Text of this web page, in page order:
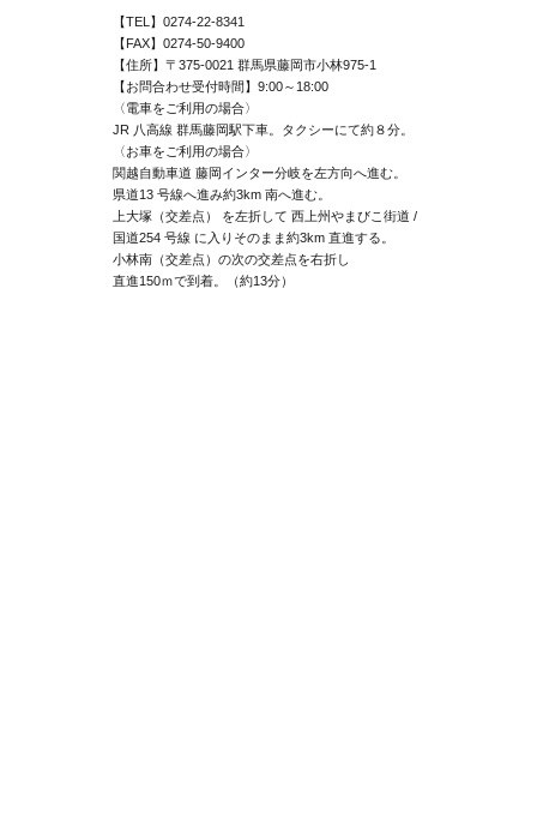
【TEL】 0274-22-8341
【FAX】 0274-50-9400
【住所】 〒375-0021 群馬県藤岡市小林975-1
【お問合わせ受付時間】 9:00～18:00
〈電車をご利用の場合〉
JR 八高線 群馬藤岡駅下車。タクシーにて約８分。
〈お車をご利用の場合〉
関越自動車道 藤岡インター分岐を左方向へ進む。
県道13 号線へ進み約3km 南へ進む。
上大塚（交差点） を左折して 西上州やまびこ街道 /
国道254 号線 に入りそのまま約3km 直進する。
小林南（交差点）の次の交差点を右折し
直進150ｍで到着。（約13分）